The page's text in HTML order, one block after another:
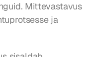
Mittevastavus
ja